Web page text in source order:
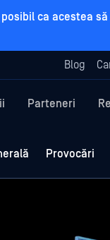
ca acestea
Blog
Parteneri
Provocări